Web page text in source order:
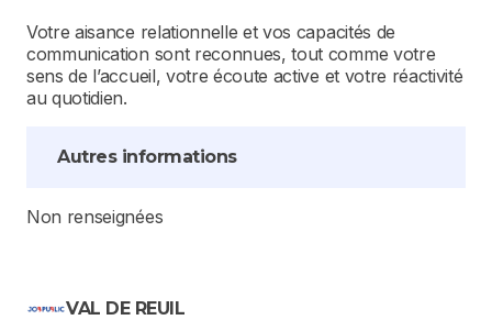
Votre aisance relationnelle et vos capacités de
communication sont reconnues, tout comme votre
sens de l’accueil, votre écoute active et votre réactivité
au quotidien.
Autres informations
Non renseignées
VAL DE REUIL